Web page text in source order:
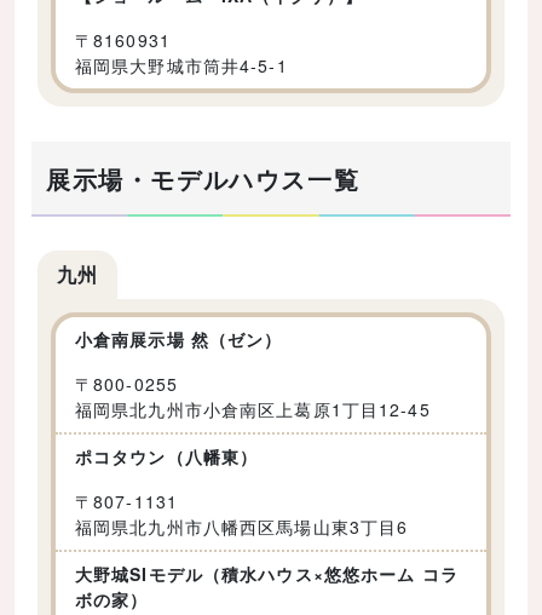
〒8160931
福岡県大野城市筒井4-5-1
展示場・モデルハウス一覧
九州
小倉南展示場 然（ゼン）
〒800-0255
福岡県北九州市小倉南区上葛原1丁目12-45
ポコタウン（八幡東）
〒807-1131
福岡県北九州市八幡西区馬場山東3丁目6
大野城SIモデル（積水ハウス×悠悠ホーム コラ
ボの家）